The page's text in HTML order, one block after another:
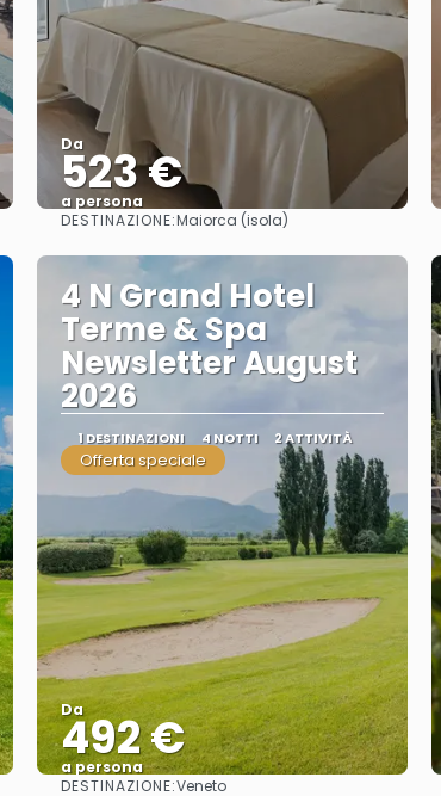
Da
523 €
a persona
Vedere
DESTINAZIONE:Maiorca (isola)
4 N Grand Hotel
Terme & Spa
Newsletter August
2026
1 DESTINAZIONI 4 NOTTI 2 ATTIVITÀ
Offerta speciale
Da
492 €
a persona
DESTINAZIONE:Veneto